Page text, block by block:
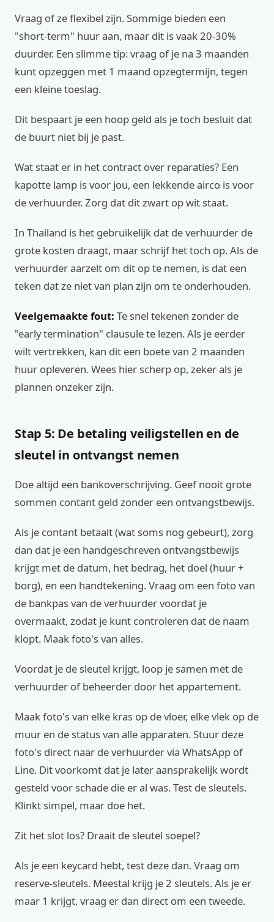
Vraag of ze flexibel zijn. Sommige bieden een
"short-term" huur aan, maar dit is vaak 20-30%
duurder. Een slimme tip: vraag of je na 3 maanden
kunt opzeggen met 1 maand opzegtermijn, tegen
een kleine toeslag.
Dit bespaart je een hoop geld als je toch besluit dat
de buurt niet bij je past.
Wat staat er in het contract over reparaties? Een
kapotte lamp is voor jou, een lekkende airco is voor
de verhuurder. Zorg dat dit zwart op wit staat.
In Thailand is het gebruikelijk dat de verhuurder de
grote kosten draagt, maar schrijf het toch op. Als de
verhuurder aarzelt om dit op te nemen, is dat een
teken dat ze niet van plan zijn om te onderhouden.
Veelgemaakte fout: Te snel tekenen zonder de
"early termination" clausule te lezen. Als je eerder
wilt vertrekken, kan dit een boete van 2 maanden
huur opleveren. Wees hier scherp op, zeker als je
plannen onzeker zijn.
Stap 5: De betaling veiligstellen en de
sleutel in ontvangst nemen
Doe altijd een bankoverschrijving. Geef nooit grote
sommen contant geld zonder een ontvangstbewijs.
Als je contant betaalt (wat soms nog gebeurt), zorg
dan dat je een handgeschreven ontvangstbewijs
krijgt met de datum, het bedrag, het doel (huur +
borg), en een handtekening. Vraag om een foto van
de bankpas van de verhuurder voordat je
overmaakt, zodat je kunt controleren dat de naam
klopt. Maak foto's van alles.
Voordat je de sleutel krijgt, loop je samen met de
verhuurder of beheerder door het appartement.
Maak foto's van elke kras op de vloer, elke vlek op de
muur en de status van alle apparaten. Stuur deze
foto's direct naar de verhuurder via WhatsApp of
Line. Dit voorkomt dat je later aansprakelijk wordt
gesteld voor schade die er al was. Test de sleutels.
Klinkt simpel, maar doe het.
Zit het slot los? Draait de sleutel soepel?
Als je een keycard hebt, test deze dan. Vraag om
reserve-sleutels. Meestal krijg je 2 sleutels. Als je er
maar 1 krijgt, vraag er dan direct om een tweede.